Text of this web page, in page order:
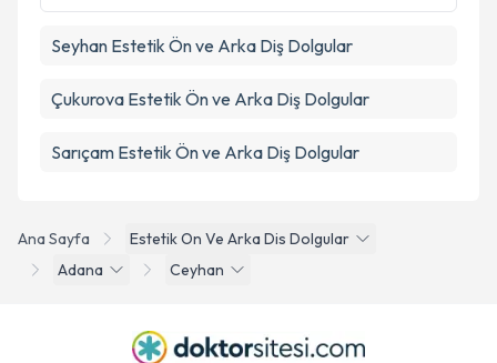
Ana Sayfa
Estetik On Ve Arka Dis Dolgular
Adana
Ceyhan
Seyhan Estetik Ön ve Arka Diş Dolgular
Çukurova Estetik Ön ve Arka Diş Dolgular
Sarıçam Estetik Ön ve Arka Diş Dolgular